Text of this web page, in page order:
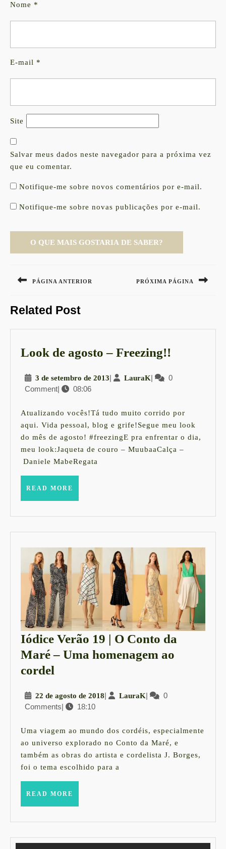
Nome *
E-mail *
Site
Salvar meus dados neste navegador para a próxima vez
que eu comentar.
Notifique-me sobre novos comentários por e-mail.
Notifique-me sobre novas publicações por e-mail.
de
PÁGINA ANTERIOR
post:
PRÓXIMA PÁGINA
Related Post
Look de agosto – Freezing!!
agosto
Freezing!!
3 de setembro de 20133
de
2013
| LauraKLauraK
|
0
Comment| 08:06
Atualizando vocês!Tá tudo muito corrido por
aqui. Vida pessoal, blog e grife!Segue meu look
do mês de agosto! #freezingE pra enfrentar o dia,
meu look:Jaqueta de couro – MuubaaCalça –
Daniele MabeRegata
READ MORE
Iódice Verão 19 | O Conto da
Maré – Uma homenagem ao
cordel
19
O
Conto
da
–
Uma
homenagem
ao
22 de agosto de 201822
de
2018
| LauraKLauraK
|
0
Comments| 18:10
Uma viagem ao mundo dos cordéis, especialmente
ao universo explorado no Conto da Maré, e
também as obras do artista e cordelista J. Borges,
foi o tema escolhido para a
READ MORE